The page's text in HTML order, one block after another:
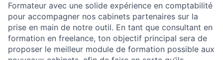
Formateur avec une solide expérience en comptabilité
pour accompagner nos cabinets partenaires sur la
prise en main de notre outil. En tant que consultant en
formation en freelance, ton objectif principal sera de
proposer le meilleur module de formation possible aux